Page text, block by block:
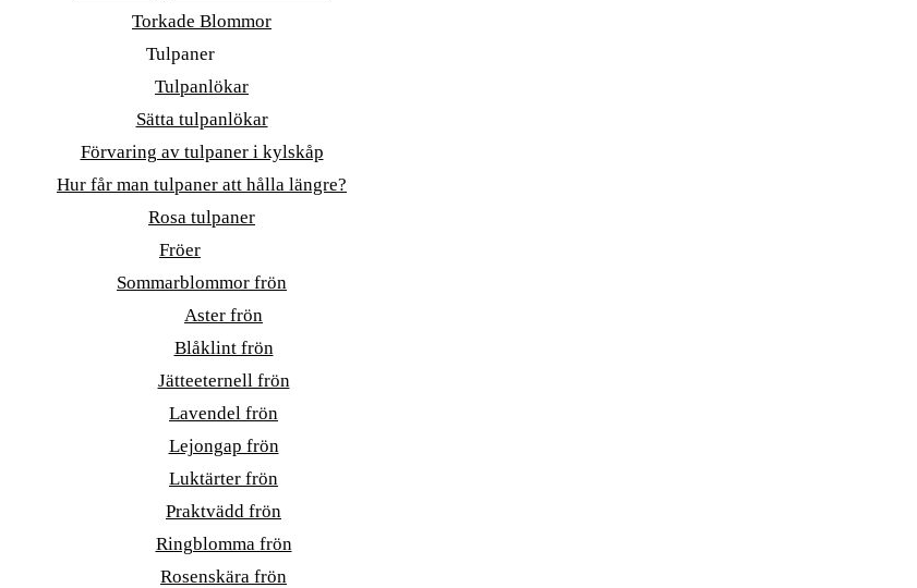
Torkade Blommor
Tulpaner
Tulpanlökar
Sätta tulpanlökar
Förvaring av tulpaner i kylskåp
Hur får man tulpaner att hålla längre?
Rosa tulpaner
Fröer
Sommarblommor frön
Aster frön
Blåklint frön
Jätteeternell frön
Lavendel frön
Lejongap frön
Luktärter frön
Praktvädd frön
Ringblomma frön
Rosenskära frön